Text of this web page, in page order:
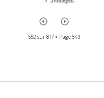
552 sur 817• Page 543